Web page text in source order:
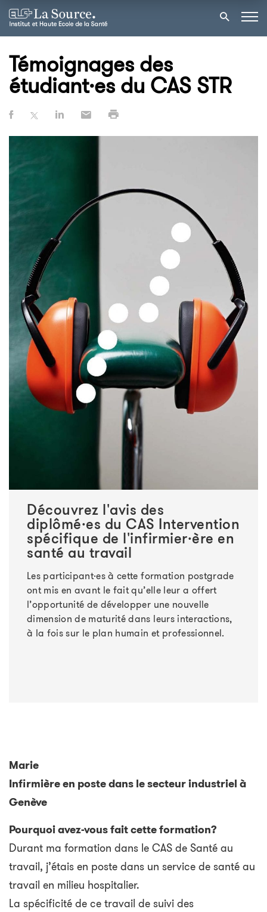
Témoignages des
étudiant·es du CAS STR
Découvrez l'avis des
diplômé·es du CAS Intervention
spécifique de l'infirmier·ère en
santé au travail
Les participant·es à cette formation postgrade
ont mis en avant le fait qu’elle leur a offert
l’opportunité de développer une nouvelle
dimension de maturité dans leurs interactions,
à la fois sur le plan humain et professionnel.
Marie
Infirmière en poste dans le secteur industriel à
Genève
Pourquoi avez-vous fait cette formation?
Durant ma formation dans le CAS de Santé au
travail, j’étais en poste dans un service de santé au
travail en milieu hospitalier.
La spécificité de ce travail de suivi des